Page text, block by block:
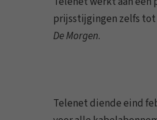
prijsstijgingen zelfs tot
De Morgen.
Telenet diende eind